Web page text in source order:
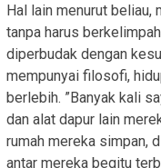
Hal lain menurut beliau,
tanpa harus
diperbudak dengan
mempunyai filosofi,
berlebih. ”Banyak kali
dan alat dapur lain
rumah mereka simpan,
antar mereka begitu